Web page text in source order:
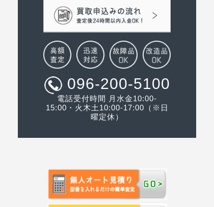
096-200-5100
電話受付時間 月水金10:00-
15:00・火木土10:00-17:00（※日
曜定休）